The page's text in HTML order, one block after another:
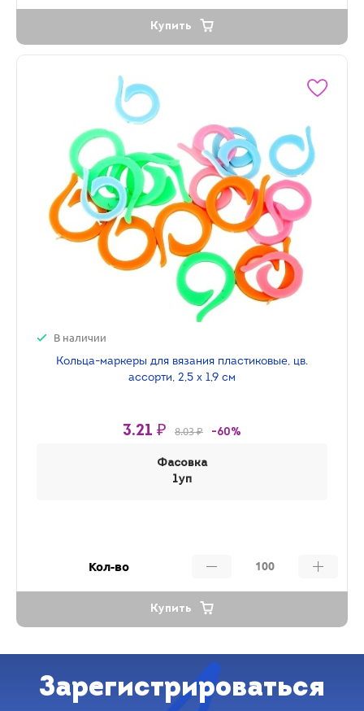
Купить
В наличии
Кольца-маркеры для вязания пластиковые, цв.
ассорти, 2,5 х 1,9 см
3.21 ₽ 8.03 ₽ -60%
Фасовка
1уп
Кол-во
Купить
Зарегистрироваться